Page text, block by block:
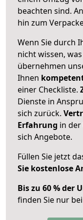
beachten sind.
hin zum
Wenn Sie durch
nicht wissen,
übernehmen
Ihnen
einer Checkliste.
Dienste in
sich zurück.
Erfahrung in
sich Angebote.
Füllen Sie jetzt
Sie kostenlose
Bis zu 60 % der
finden Sie nur